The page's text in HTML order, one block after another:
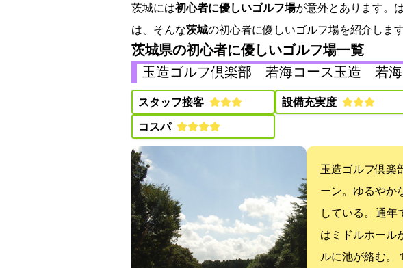
茨城には初心者に優しいゴルフ場が意外とあります。
は、そんな茨城の初心者に優しいゴルフ場を紹介します
茨城県の初心者に優しいゴルフ場一覧
玉造ゴルフ倶楽部 若海コース(玉造GC 若海C)
スタッフ接客: 設備充実度:
コスパ:
玉造ゴルフ倶楽
ーン。ゆるやか
している。 通
はミドルホール
ルに池が絡む。